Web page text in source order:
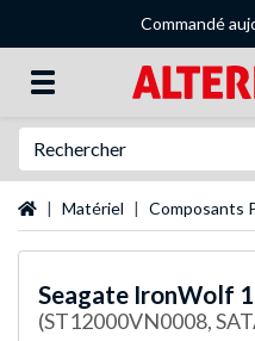
Commandé
Page d'accueil
Matériel Composants
Seagate IronWolf
(ST12000VN0008,